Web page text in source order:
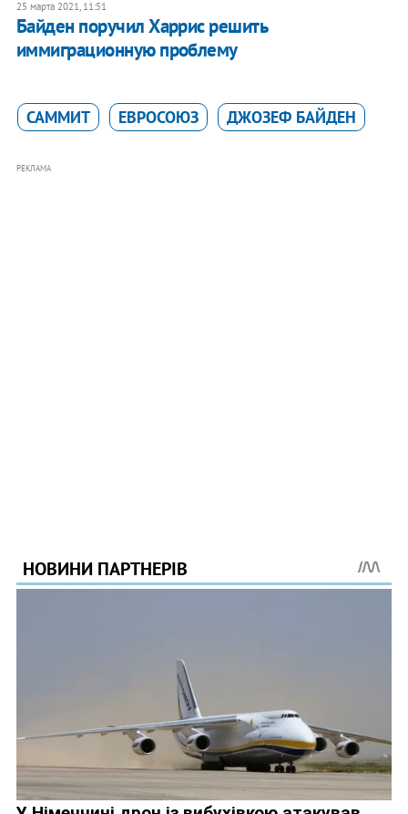
25 марта 2021, 11:51
Байден поручил Харрис решить
иммиграционную проблему
САММИТ ЕВРОСОЮЗ ДЖОЗЕФ БАЙДЕН
РЕКЛАМА